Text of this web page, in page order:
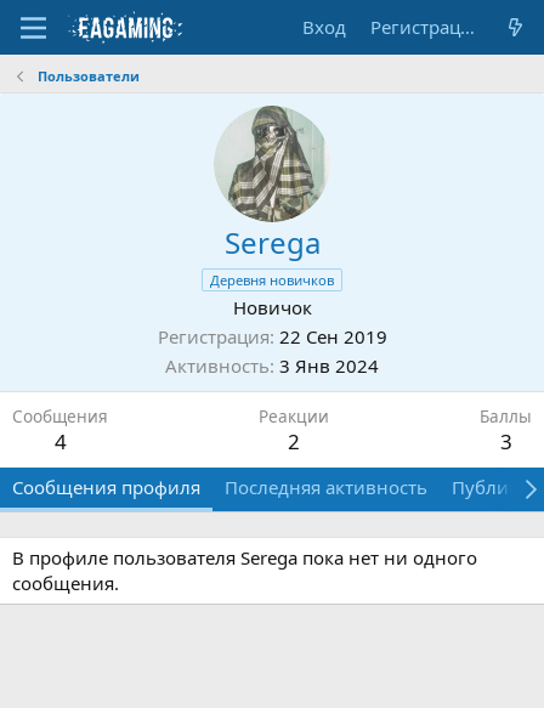
Вход Регистрация
Пользователи
Serega
Деревня новичков
Новичок
Регистрация 22 Сен 2019
Активность 3 Янв 2024
Сообщения
4
Реакции
2
Баллы
3
Сообщения профиля Последняя активность
В профиле пользователя Serega пока нет ни одного
сообщения.